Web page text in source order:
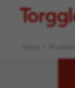
Torggler